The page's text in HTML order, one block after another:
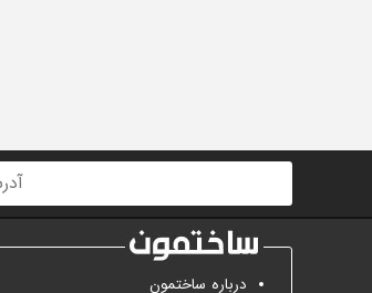
درباره ساختمون